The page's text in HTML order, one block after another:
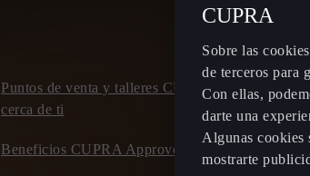
Puntos de venta y talleres CUPRA
cerca de ti
Beneficios CUPRA Approved
Planifica tu
recarga
Tarifas de
CUPRA
Sobre las
de terceros para
Con ellas,
darte una
Algunas cookies
mostrarte